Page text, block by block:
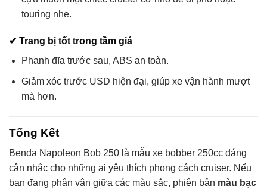
touring nhẹ.
✔ Trang bị tốt trong tầm giá
Phanh đĩa trước sau, ABS an toàn.
Giảm xóc trước USD hiện đại, giúp xe vận hành mượt
mà hơn.
Tổng Kết
Benda Napoleon Bob 250 là mẫu xe bobber 250cc đáng
cân nhắc cho những ai yêu thích phong cách cruiser. Nếu
bạn đang phân vân giữa các màu sắc, phiên bản màu bạc